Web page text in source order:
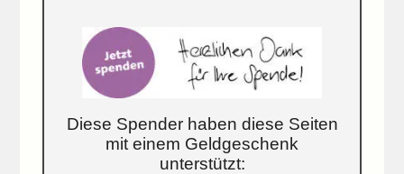
Diese Spender haben diese Seiten
mit einem Geldgeschenk
unterstützt: